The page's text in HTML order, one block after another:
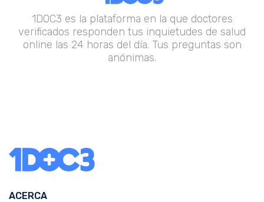
1DOC3 es la plataforma en la que doctores
verificados responden tus inquietudes de salud
online las 24 horas del día. Tus preguntas son
anónimas.
ACERCA